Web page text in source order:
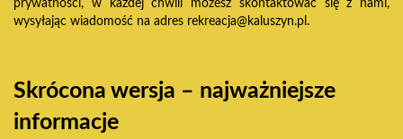
prywatności, w każdej chwili możesz skontaktować się z nami,
wysyłając wiadomość na adres rekreacja@kaluszyn.pl .
Skrócona wersja – najważniejsze
informacje